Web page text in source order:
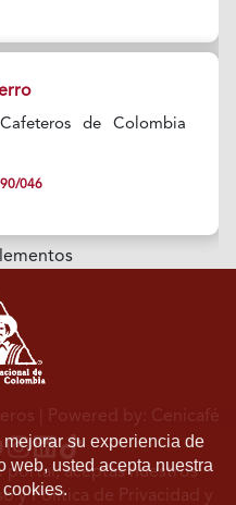
de Colombia
046
su experiencia de
web, usted acepta nuestra
| Powered by: Cenicafé
aceptas nuestros
yPolítica de Privacidad y